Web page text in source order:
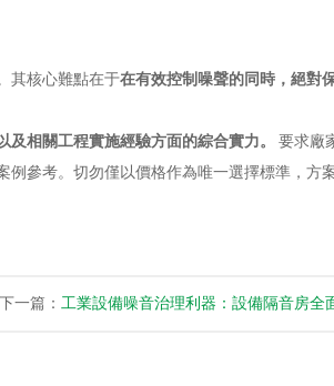
其核心難點在于在有效控制噪聲的同時，絕對
相關工程實施經驗方面的綜合實力。
要求廠
參考。切勿僅以價格作為唯一選擇標準，方
下一篇： 工業設備噪音治理利器：設備隔音房全